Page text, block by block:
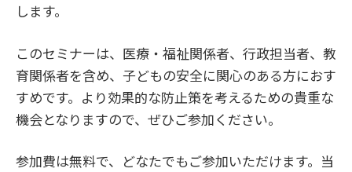
します。
このセミナーは、医療・福祉関係者、行政担当者、教
育関係者を含め、子どもの安全に関心のある方におす
すめです。より効果的な防止策を考えるための貴重な
機会となりますので、ぜひご参加ください。
参加費は無料で、どなたでもご参加いただけます。当